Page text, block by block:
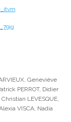
Geneviève
PERROT, Didier
LEVESQUE,
VISCA, Nadia